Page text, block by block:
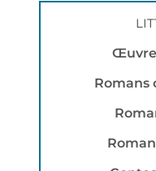
Romans